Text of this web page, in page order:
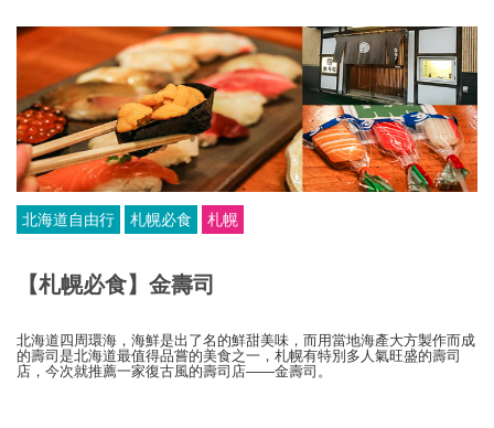
北海道自由行 札幌必食 札幌
【札幌必食】金壽司
北海道四周環海，海鮮是出了名的鮮甜美味，而用當地海產大方製作而成
的壽司是北海道最值得品嘗的美食之一，札幌有特別多人氣旺盛的壽司
店，今次就推薦一家復古風的壽司店——金壽司。